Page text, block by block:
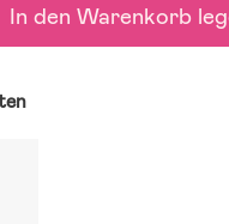
In den Warenkorb